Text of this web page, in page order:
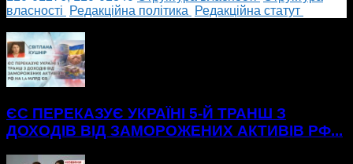
власності
Редакційна політика
Редакційна статут
ЄС ПЕРЕКАЗУЄ УКРАЇНІ 5-Й ТРАНШ З
ДОХОДІВ ВІД ЗАМОРОЖЕНИХ АКТИВІВ РФ...